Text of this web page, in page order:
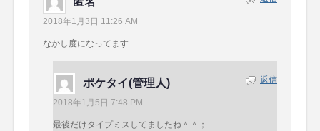
2018年1月3日 11:26 AM
なかし度になってます…
ポケタイ(管理人)
2018年1月5日 7:48 PM
最後だけタイプミスしてましたね＾＾；
返信